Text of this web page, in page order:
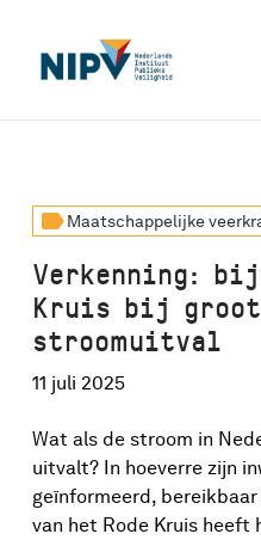
labelMaatschappelijke
Verkenning:
Kruis bij
stroomuitval
11 juli 2025
Wat als de stroom in
uitvalt? In hoeverre zijn
geïnformeerd,
van het Rode Kruis heeft